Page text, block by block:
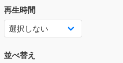
再生時間
並べ替え